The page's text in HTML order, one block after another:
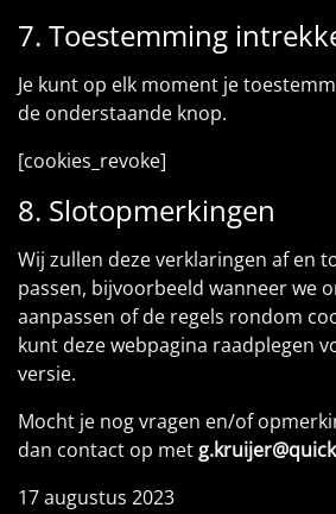
7. Toestemming
Je kunt op elk moment je
de onderstaande knop.
[cookies_revoke]
8. Slotopmerkingen
Wij zullen deze verklaringen af en
passen, bijvoorbeeld wanneer we
aanpassen of de regels rondom
kunt deze webpagina raadplegen
versie.
Mocht je nog vragen en/of
dan contact op met
17 augustus 2023